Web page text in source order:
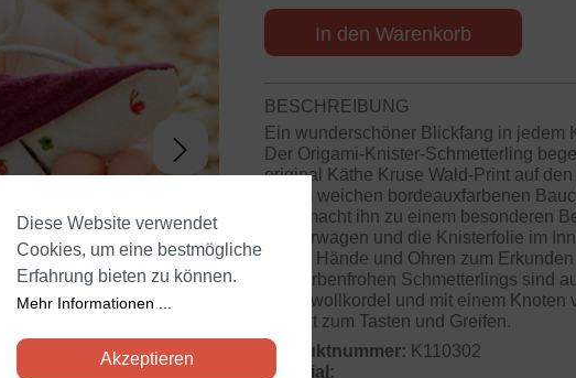
In den Warenkorb
BESCHREIBUNG
Ein wunderschöner Blickfang in jedem
Der Origami-Knister-Schmetterling
original Käthe Kruse Wald-Print auf
einem weichen bordeauxfarbenen
Stoff macht ihn zu einem besonderen
Kinderwagen und die Knisterfolie im
kleine Hände und Ohren zum
des farbenfrohen Schmetterlings sind
Baumwollkordel und mit einem Knoten
perfekt zum Tasten und Greifen.
Produktnummer: K110302
Material:
Diese Website verwendet
Cookies, um eine bestmögliche
Erfahrung bieten zu können.
Mehr Informationen ...
Akzeptieren